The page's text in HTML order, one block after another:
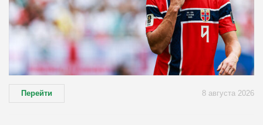
Перейти 8 августа 2026